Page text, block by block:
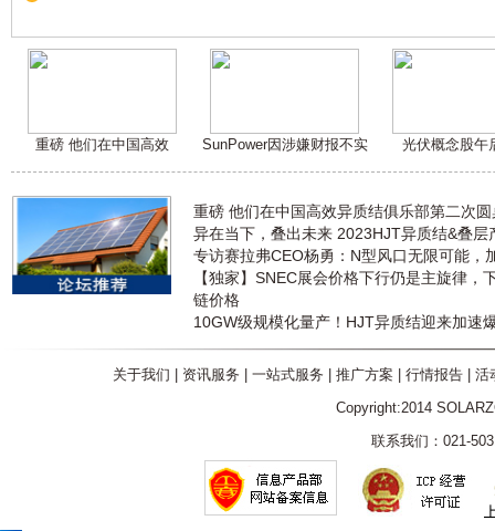
重磅 他们在中国高效 SunPower因涉嫌财报不实 光伏概念股午
重磅 他们在中国高效异质结俱乐部第二次
异在当下，叠出未来 2023HJT异质结&叠层
专访赛拉弗CEO杨勇：N型风口无限可能，
【独家】SNEC展会价格下行仍是主旋律，
链价格
10GW级规模化量产！HJT异质结迎来加速
关于我们 资讯服务 一站式服务 推广方案 行情报告| 活
Copyright:2014
联系我们：021-